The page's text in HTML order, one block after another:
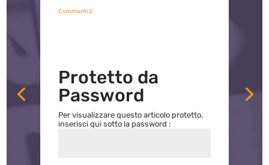
Commenti 0
Protetto da
Password
Per visualizzare questo articolo protetto,
inserisci qui sotto la password :